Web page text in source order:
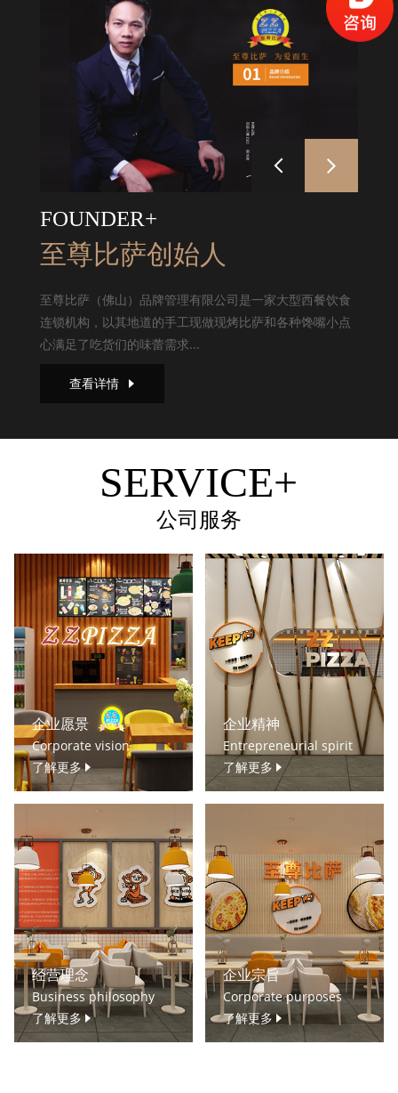
FOUNDER+
至尊比萨创始人
至尊比萨（佛山）品牌管理有限公司是一家大型西餐饮食
连锁机构，以其地道的手工现做现烤比萨和各种馋嘴小点
心满足了吃货们的味蕾需求...
查看详情
SERVICE+
公司服务
企业愿景
Corporate vision
了解更多
企业精神
Entrepreneurial spirit
了解更多
经营理念
Business philosophy
了解更多
企业宗旨
Corporate purposes
了解更多